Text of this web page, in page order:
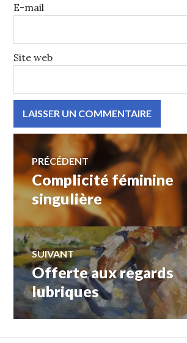
E-mail
Site web
Navigation
de
l’article
PRÉCÉDENT
Article
précédent :
Complicité féminine
singulière
SUIVANT
Article
Suivant:
Offerte aux regards
lubriques